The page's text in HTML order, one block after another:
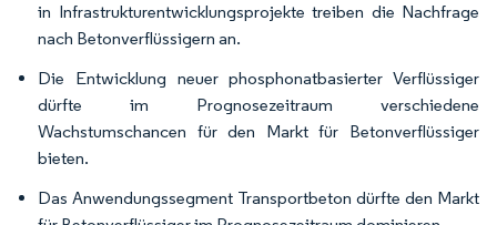
in Infrastrukturentwicklungsprojekte treiben die Nachfrage
nach Betonverflüssigern an.
Die Entwicklung neuer phosphonatbasierter Verflüssiger
dürfte im Prognosezeitraum verschiedene
Wachstumschancen für den Markt für Betonverflüssiger
bieten.
Das Anwendungssegment Transportbeton dürfte den Markt